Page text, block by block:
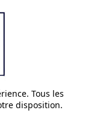
Tous les
disposition.